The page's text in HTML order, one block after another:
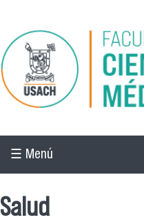
Pasar al contenido principal
☰ Menú
Salud